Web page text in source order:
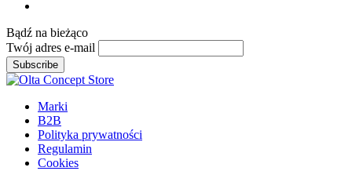
Bądź na bieżąco
Twój adres e-mail
Subscribe
Marki
B2B
Polityka prywatności
Regulamin
Cookies